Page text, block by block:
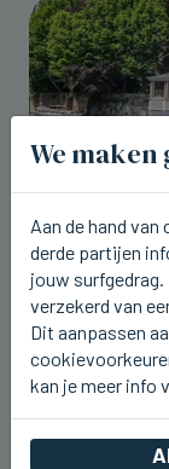
BRUGGE
Brugge
do 06
We
Aan de hand
derde partijen
jouw surfgedrag.
verzekerd van
Dit aanpassen
kan je meer info